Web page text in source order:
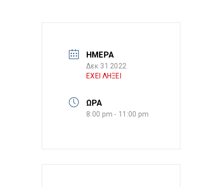
ΗΜΕΡΑ
Δεκ 31 2022
ΕΧΕΙ ΛΗΞΕΙ
ΩΡΑ
8:00 pm - 11:00 pm